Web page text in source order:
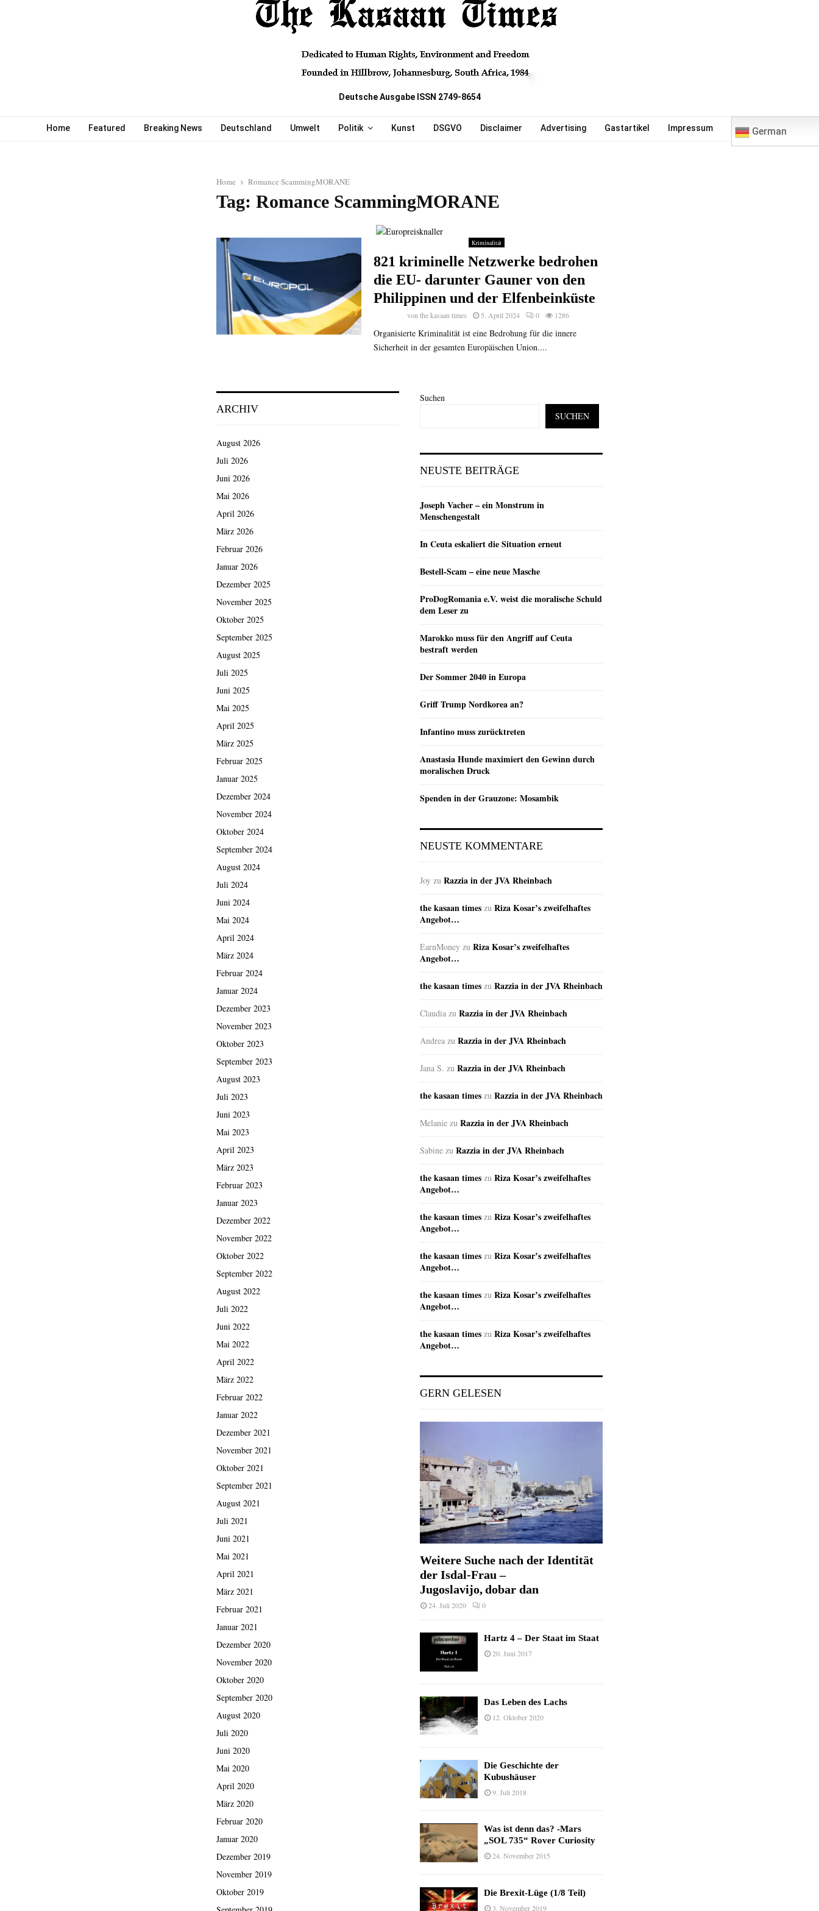
Deutsche Ausgabe ISSN 2749-8654
Home Featured Breaking News Deutschland Umwelt Politik Kunst DSGVO Disclaimer Advertising Gastartikel Impressum German
Home Romance ScammingMORANE
Tag: Romance ScammingMORANE
Kriminalität
821 kriminelle Netzwerke bedrohen
die EU- darunter Gauner von den
Philippinen und der Elfenbeinküste
vonthe kasaan times 5. April 2024 0 1286
Organisierte Kriminalität ist eine Bedrohung für die innere
Sicherheit in der gesamten Europäischen Union....
ARCHIV
August 2026
Juli 2026
Juni 2026
Mai 2026
April 2026
März 2026
Februar 2026
Januar 2026
Dezember 2025
November 2025
Oktober 2025
September 2025
August 2025
Juli 2025
Juni 2025
Mai 2025
April 2025
März 2025
Februar 2025
Januar 2025
Dezember 2024
November 2024
Oktober 2024
September 2024
August 2024
Juli 2024
Juni 2024
Mai 2024
April 2024
März 2024
Februar 2024
Januar 2024
Dezember 2023
November 2023
Oktober 2023
September 2023
August 2023
Juli 2023
Juni 2023
Mai 2023
April 2023
März 2023
Februar 2023
Januar 2023
Dezember 2022
November 2022
Oktober 2022
September 2022
August 2022
Juli 2022
Juni 2022
Mai 2022
April 2022
März 2022
Februar 2022
Januar 2022
Dezember 2021
November 2021
Oktober 2021
September 2021
August 2021
Juli 2021
Juni 2021
Mai 2021
April 2021
März 2021
Februar 2021
Januar 2021
Dezember 2020
November 2020
Oktober 2020
September 2020
August 2020
Juli 2020
Juni 2020
Mai 2020
April 2020
März 2020
Februar 2020
Januar 2020
Dezember 2019
November 2019
Oktober 2019
Suchen
SUCHEN
NEUSTE BEITRÄGE
Joseph Vacher – ein Monstrum in
Menschengestalt
In Ceuta eskaliert die Situation erneut
Bestell-Scam – eine neue Masche
ProDogRomania e.V. weist die moralische Schuld
dem Leser zu
Marokko muss für den Angriff auf Ceuta
bestraft werden
Der Sommer 2040 in Europa
Griff Trump Nordkorea an?
Infantino muss zurücktreten
Anastasia Hunde maximiert den Gewinn durch
moralischen Druck
Spenden in der Grauzone: Mosambik
NEUSTE KOMMENTARE
Joy zu Razzia in der JVA Rheinbach
the kasaan times zu Riza Kosar’s zweifelhaftes
Angebot…
EarnMoney zu Riza Kosar’s zweifelhaftes
Angebot…
the kasaan times zu Razzia in der JVA Rheinbach
Claudia zu Razzia in der JVA Rheinbach
Andrea zu Razzia in der JVA Rheinbach
Jana S. zu Razzia in der JVA Rheinbach
the kasaan times zu Razzia in der JVA Rheinbach
Melanie zu Razzia in der JVA Rheinbach
Sabine zu Razzia in der JVA Rheinbach
the kasaan times zu Riza Kosar’s zweifelhaftes
Angebot…
the kasaan times zu Riza Kosar’s zweifelhaftes
Angebot…
the kasaan times zu Riza Kosar’s zweifelhaftes
Angebot…
the kasaan times zu Riza Kosar’s zweifelhaftes
Angebot…
the kasaan times zu Riza Kosar’s zweifelhaftes
Angebot…
GERN GELESEN
Weitere Suche nach der Identität
der Isdal-Frau –
Jugoslavijo, dobar dan
24. Juli 2020 0
Hartz 4 – Der Staat im Staat
20. Juni 2017
Das Leben des Lachs
12. Oktober 2020
Die Geschichte der
Kubushäuser
9. Juli 2018
Was ist denn das? -Mars
„SOL 735“ Rover Curiosity
24. November 2015
Die Brexit-Lüge (1/8 Teil)
3. November 2019